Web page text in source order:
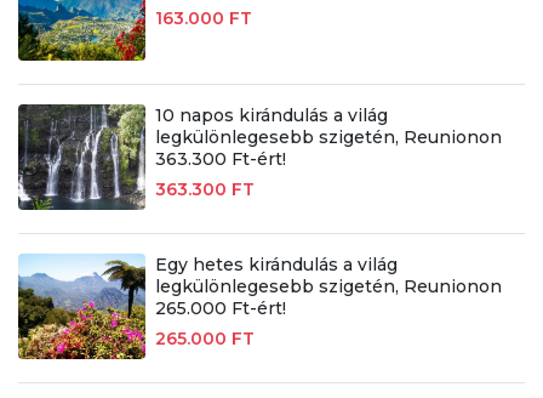
163.000 FT
10 napos kirándulás a világ
legkülönlegesebb szigetén, Reunionon
363.300 Ft-ért!
363.300 FT
Egy hetes kirándulás a világ
legkülönlegesebb szigetén, Reunionon
265.000 Ft-ért!
265.000 FT